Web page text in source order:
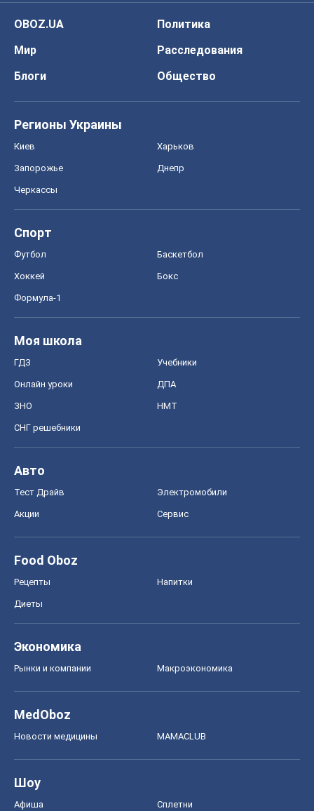
OBOZ.UA
Политика
Мир
Расследования
Блоги
Общество
Регионы Украины
Киев Харьков
Запорожье Днепр
Черкассы
Спорт
Футбол Баскетбол
Хоккей Бокс
Формула-1
Моя школа
ГДЗ Учебники
Онлайн уроки ДПА
ЗНО НМТ
СНГ решебники
Авто
Тест Драйв Электромобили
Акции Сервис
Food Oboz
Рецепты Напитки
Диеты
Экономика
Рынки и компании Mакроэкономика
MedOboz
Новости медицины MAMACLUB
Шоу
Афиша Сплетни